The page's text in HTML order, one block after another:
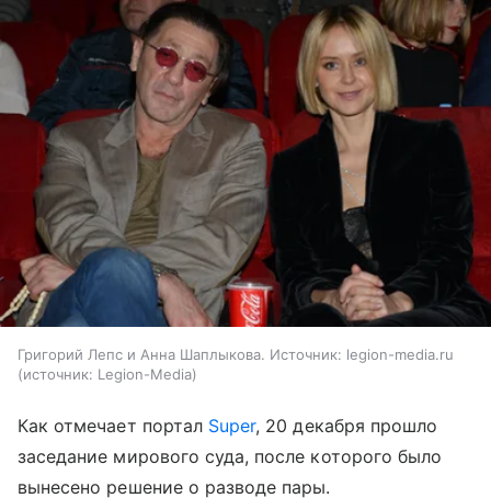
Григорий Лепс и Анна Шаплыкова. Источник: legion-media.ru
источник: Legion-Media
Как отмечает портал Super, 20 декабря прошло
заседание мирового суда, после которого было
вынесено решение о разводе пары.